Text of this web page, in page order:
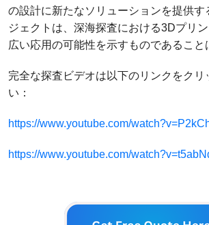
の設計に新たなソリューションを提供す
ジェクトは、深海探査における3Dプリ
広い応用の可能性を示すものであること
完全な探査ビデオは以下のリンクをクリ
い：
https://www.youtube.com/
https://www.youtube.com/